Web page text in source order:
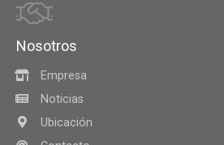
Nosotros
Empresa
Noticias
Ubicación